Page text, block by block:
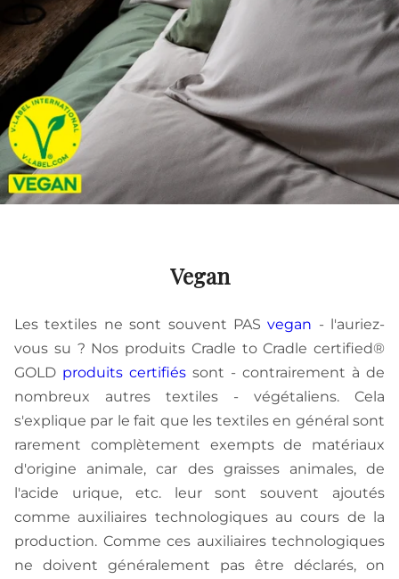
Vegan
Les textiles ne sont souvent PASvegan - l'auriez-
vous su ? Nos produits Cradle to Cradle certified®
GOLD produits certifiés sont - contrairement à de
nombreux autres textiles - végétaliens. Cela
s'explique par le fait que les textiles en général sont
rarement complètement exempts de matériaux
d'origine animale, car des graisses animales, de
l'acide urique, etc. leur sont souvent ajoutés
comme auxiliaires technologiques au cours de la
production. Comme ces auxiliaires technologiques
ne doivent généralement pas être déclarés, on